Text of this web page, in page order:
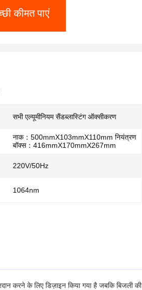
कीमत पाएं
सभी एल्यूमीनियम सैंडब्लास्टिंग ऑक्सीकरण
नाक：500mmX103mmX110mm नियंत्रण
बॉक्स：416mmX170mmX267mm
220V/50Hz
1064nm
करने के लिए डिज़ाइन किया गया है जबकि बिजली की